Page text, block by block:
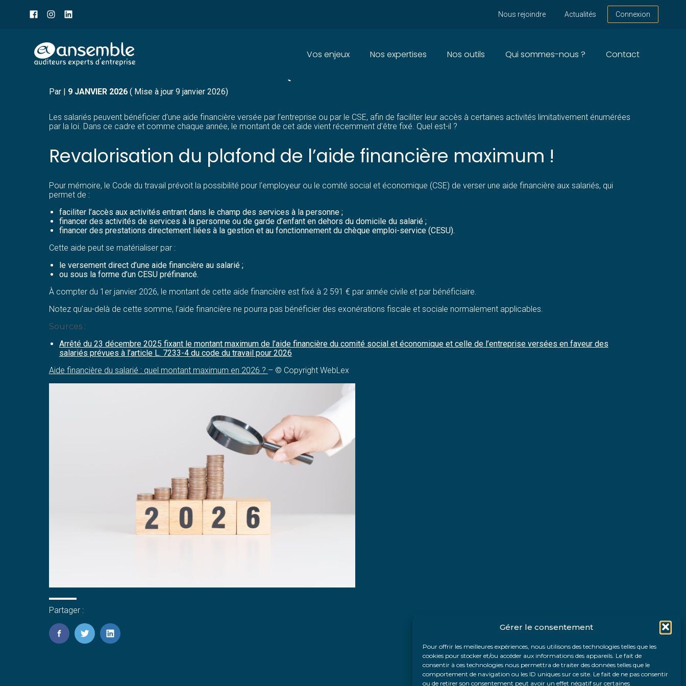
Gérer le consentement
Pour offrir les meilleures expériences, nous utilisons des technologies telles que les
cookies pour stocker et/ou accéder aux informations des appareils. Le fait de
consentir à ces technologies nous permettra de traiter des données telles que le
comportement de navigation ou les ID uniques sur ce site. Le fait de ne pas consentir
ou de retirer son consentement peut avoir un effet négatif sur certaines
header
Nous rejoindre Actualités Connexion
Aller
au
Principal
Vos enjeux Nos expertises Nos outils Qui sommes-nous ? Contact
AIDE FINANCIÈRE DU SALARIÉ : QUEL MONTANT MAXIMUM EN 2026 ?
Par | 9 JANVIER 2026( Mise à jour 9 janvier 2026)
Les salariés peuvent bénéficier d’une aide financière versée par l’entreprise ou par le CSE, afin de faciliter leur accès à certaines activités limitativement énumérées
par la loi. Dans ce cadre et comme chaque année, le montant de cet aide vient récemment d’être fixé. Quel est-il ?
Revalorisation du plafond de l’aide financière maximum !
Pour mémoire, le Code du travail prévoit la possibilité pour l’employeur ou le comité social et économique (CSE) de verser une aide financière aux salariés, qui
permet de :
faciliter l’accès aux activités entrant dans le champ des services à la personne ;
financer des activités de services à la personne ou de garde d’enfant en dehors du domicile du salarié ;
financer des prestations directement liées à la gestion et au fonctionnement du chèque emploi-service (CESU).
Cette aide peut se matérialiser par :
le versement direct d’une aide financière au salarié ;
ou sous la forme d’un CESU préfinancé.
À compter du 1er janvier 2026, le montant de cette aide financière est fixé à 2 591 € par année civile et par bénéficiaire.
Notez qu’au-delà de cette somme, l’aide financière ne pourra pas bénéficier des exonérations fiscale et sociale normalement applicables.
Sources :
Arrêté du 23 décembre 2025 fixant le montant maximum de l’aide financière du comité social et économique et celle de l’entreprise versées en faveur des
salariés prévues à l’article L. 7233-4 du code du travail pour 2026
Aide financière du salarié : quel montant maximum en 2026 ? – © Copyright WebLex
Partager :
FaceBook
TwitterLinkedIn